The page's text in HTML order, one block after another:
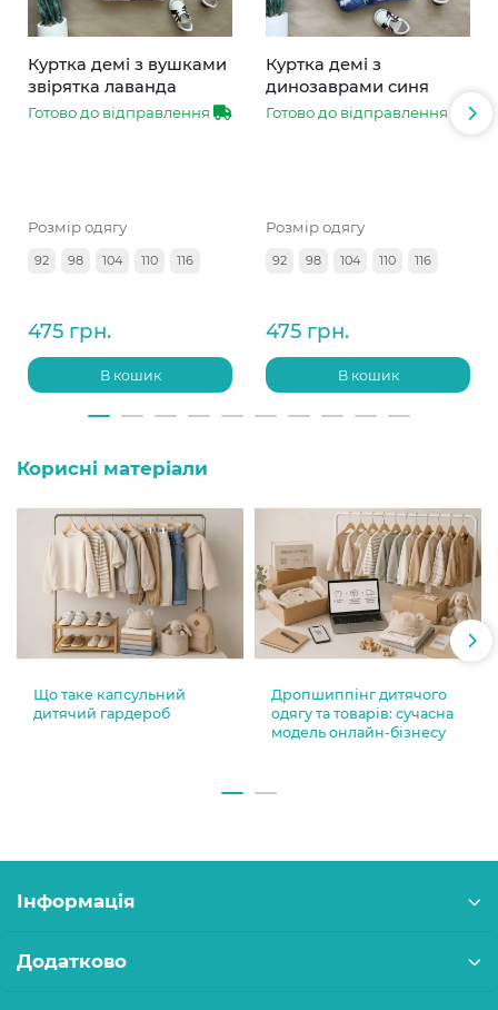
Куртка демі з вушками
звірятка лаванда
Готово до відправлення
Розмір одягу
92 98 104 110 116
475 грн.
В кошик
Куртка демі з
динозаврами синя
Готово до відправлення
Розмір одягу
92 98 104 110 116
475 грн.
В кошик
Корисні матеріали
Що таке капсульний
дитячий гардероб
Дропшиппінг дитячого
одягу та товарів: сучасна
модель онлайн-бізнесу
Інформація
Додатково